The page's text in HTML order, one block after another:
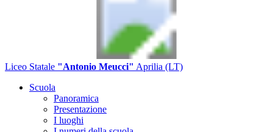
Liceo Statale "Antonio Meucci" Aprilia (LT)
Scuola
Panoramica
Presentazione
I luoghi